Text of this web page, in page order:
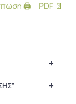
🖨
PDF 📄
+
+